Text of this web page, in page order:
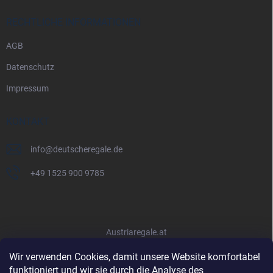
Wir verwenden Cookies, damit unsere Website komfortabel
funktioniert und wir sie durch die Analyse des
RECHTLICHE INFORMATIONEN
AGB
Datenschutz
Impressum
KONTAKT
info@deutscheregale.de
+49 1525 900 9785
Austriaregale.at